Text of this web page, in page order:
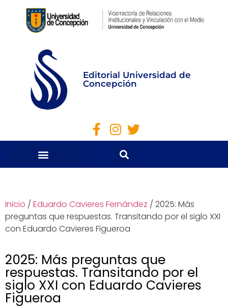
Editorial Universidad de
Concepción
Inicio / Eduardo Cavieres Fernández / 2025: Más
preguntas que respuestas. Transitando por el siglo XXI
con Eduardo Cavieres Figueroa
2025: Más preguntas que
respuestas. Transitando por el
siglo XXI con Eduardo Cavieres
Figueroa